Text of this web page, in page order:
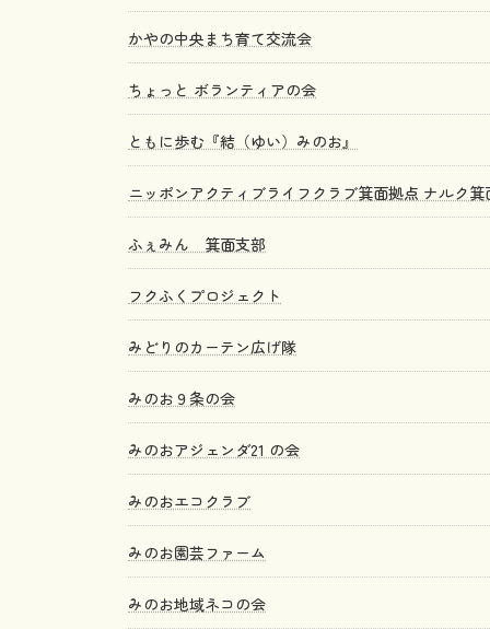
かやの中央まち育て交流会
ちょっと ボランティアの会
ともに歩む『結（ゆい）みのお』
ニッポンアクティブライフクラブ箕面拠点 ナルク箕
ふぇみん 箕面支部
フクふくプロジェクト
みどりのカーテン広げ隊
みのお９条の会
みのおアジェンダ21 の会
みのおエコクラブ
みのお園芸ファーム
みのお地域ネコの会